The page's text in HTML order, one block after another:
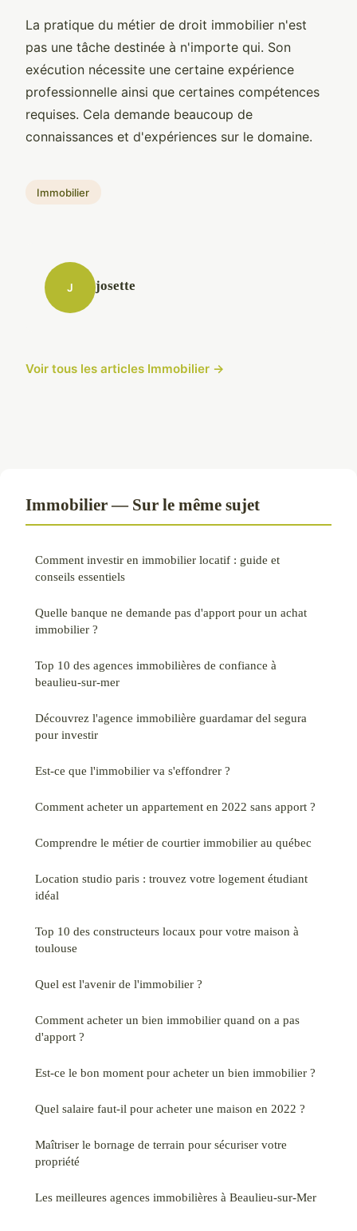
La pratique du métier de droit immobilier n'est
pas une tâche destinée à n'importe qui. Son
exécution nécessite une certaine expérience
professionnelle ainsi que certaines compétences
requises. Cela demande beaucoup de
connaissances et d'expériences sur le domaine.
Immobilier
J josette
Voir tous les articles Immobilier →
Immobilier — Sur le même sujet
Comment investir en immobilier locatif : guide et
conseils essentiels
Quelle banque ne demande pas d'apport pour un achat
immobilier ?
Top 10 des agences immobilières de confiance à
beaulieu-sur-mer
Découvrez l'agence immobilière guardamar del segura
pour investir
Est-ce que l'immobilier va s'effondrer ?
Comment acheter un appartement en 2022 sans apport ?
Comprendre le métier de courtier immobilier au québec
Location studio paris : trouvez votre logement étudiant
idéal
Top 10 des constructeurs locaux pour votre maison à
toulouse
Quel est l'avenir de l'immobilier ?
Comment acheter un bien immobilier quand on a pas
d'apport ?
Est-ce le bon moment pour acheter un bien immobilier ?
Quel salaire faut-il pour acheter une maison en 2022 ?
Maîtriser le bornage de terrain pour sécuriser votre
propriété
Les meilleures agences immobilières à Beaulieu-sur-Mer